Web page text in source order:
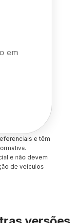
em
e têm
e não devem
de veículos